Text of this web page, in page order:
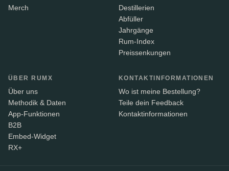
Merch
Destillerien
Abfüller
Jahrgänge
Rum-Index
Preissenkungen
ÜBER RUMX
Über uns
Methodik & Daten
App-Funktionen
B2B
Embed-Widget
RX+
KONTAKTINFORMATIONEN
Wo ist meine Bestellung?
Teile dein Feedback
Kontaktinformationen